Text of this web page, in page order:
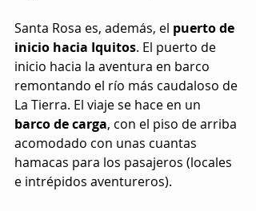
Santa Rosa es, además, el puerto de
inicio hacia Iquitos. El puerto de
inicio hacia la aventura en barco
remontando el río más caudaloso de
La Tierra. El viaje se hace en un
barco de carga, con el piso de arriba
acomodado con unas cuantas
hamacas para los pasajeros (locales
e intrépidos aventureros).